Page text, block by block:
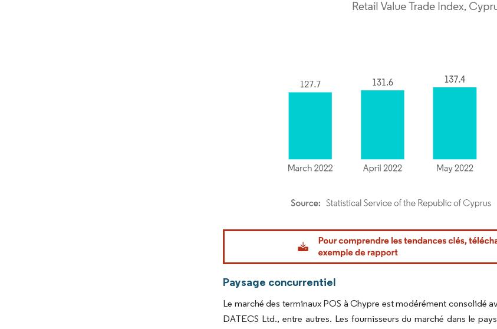
Image © Mordor Intelligence. La réutilisation nécessite une attribution sous CC BY 4.0.
Paysage concurrentiel
Le marché des terminaux POS à Chypre est modérément consolidé
DATECS Ltd., entre autres. Les fournisseurs du marché dans le